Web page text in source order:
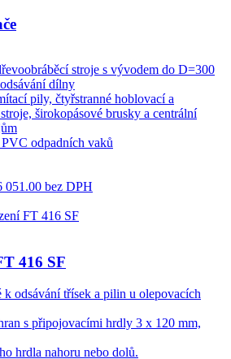
stroje s vývodem do D=300
dílny
pily, čtyřstranné hoblovací a
širokopásové brusky a centrální
PVC odpadních vaků
051.00 bez DPH
416 SF
k odsávání třísek a pilin u olepovacích
s připojovacími hrdly 3 x 120 mm,
hrdla nahoru nebo dolů.